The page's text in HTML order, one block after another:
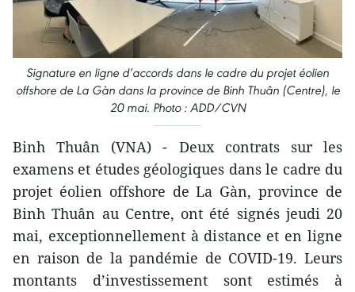
Signature en ligne d’accords dans le cadre du projet éolien
offshore de La Gàn dans la province de Binh Thuân (Centre), le
20 mai. Photo : ADD/CVN
Binh Thuân (VNA) - Deux contrats sur les
examens et études géologiques dans le cadre du
projet éolien offshore de La Gàn, province de
Binh Thuân au Centre, ont été signés jeudi 20
mai, exceptionnellement à distance et en ligne
en raison de la pandémie de COVID-19. Leurs
montants d’investissement sont estimés à